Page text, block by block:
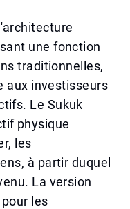
une fonction
traditionnelles,
aux investisseurs
Le Sukuk
physique
les
à partir duquel
La version
les